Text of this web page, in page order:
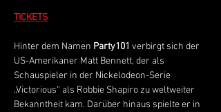
TICKETS
Hinter dem Namen Party101 verbirgt sich der
US-Amerikaner Matt Bennett, der als
Schauspieler in der Nickelodeon-Serie
„Victorious“ als Robbie Shapiro zu weltweiter
Bekanntheit kam. Darüber hinaus spielte er in